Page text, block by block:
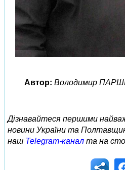
Автор: Володимир
Дізнавайтеся першими
новини України та
наш Telegram-канал та на